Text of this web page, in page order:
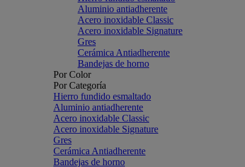
Aluminio antiadherente
Acero inoxidable Classic
Acero inoxidable Signature
Gres
Cerámica Antiadherente
Bandejas de horno
Por Color
Por Categoría
Hierro fundido esmaltado
Aluminio antiadherente
Acero inoxidable Classic
Acero inoxidable Signature
Gres
Cerámica Antiadherente
Bandejas de horno